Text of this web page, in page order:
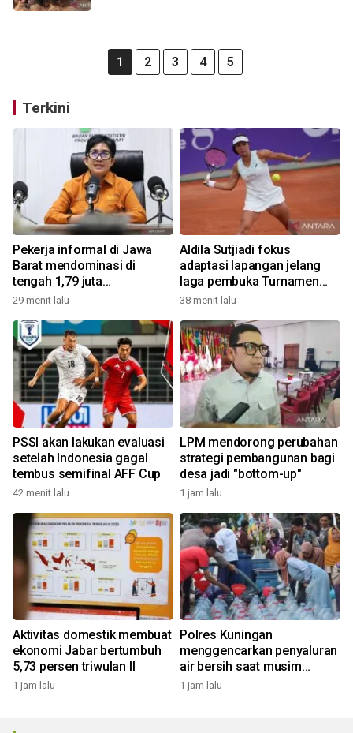
1 2 3 4 5
Terkini
Pekerja informal di Jawa
Barat mendominasi di
tengah 1,79 juta
pengangguran
29 menit lalu
Aldila Sutjiadi fokus
adaptasi lapangan jelang
laga pembuka Turnamen
WTA 1000
38 menit lalu
PSSI akan lakukan evaluasi
setelah Indonesia gagal
tembus semifinal AFF Cup
42 menit lalu
LPM mendorong perubahan
strategi pembangunan bagi
desa jadi "bottom-up"
1 jam lalu
Aktivitas domestik membuat
ekonomi Jabar bertumbuh
5,73 persen triwulan II
1 jam lalu
Polres Kuningan
menggencarkan penyaluran
air bersih saat musim
kemarau
1 jam lalu